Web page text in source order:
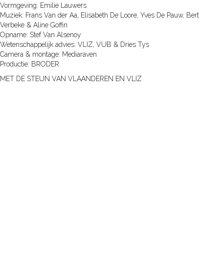
Vormgeving: Emilie Lauwers
Muziek: Frans Van der Aa, Elisabeth De Loore, Yves De Pauw, Bert
Verbeke & Aline Goffin
Opname: Stef Van Alsenoy
Wetenschappelijk advies: VLIZ, VUB & Dries Tys
Camera & montage: Mediaraven
Productie: BRODER
MET DE STEUN VAN VLAANDEREN EN VLIZ